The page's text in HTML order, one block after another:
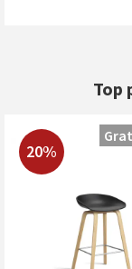
Top
20%